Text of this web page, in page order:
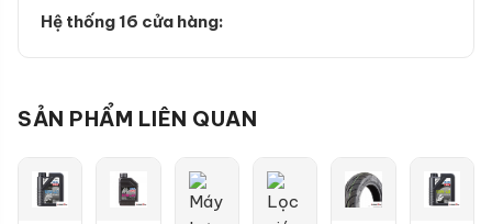
Hệ thống 16 cửa hàng:
SẢN PHẨM LIÊN QUAN